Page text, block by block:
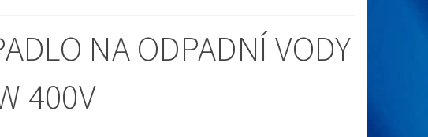
NA ODPADNÍ VODY
400V